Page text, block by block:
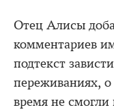
Отец Алисы
комментариев
подтекст
переживаниях,
время не